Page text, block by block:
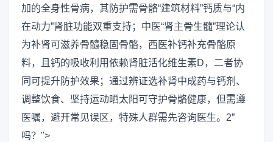
加的全身性骨病，其防护需骨骼“建筑材料”钙质与“内
在动力”肾脏功能双重支持；中医“肾主骨生髓”理论认
为补肾可滋养骨髓稳固骨骼，西医补钙补充骨骼原
料，且钙的吸收利用依赖肾脏活化维生素D，二者协
同可提升防护效果；通过辨证选补肾中成药与钙剂、
调整饮食、坚持运动晒太阳可守护骨骼健康，但需遵
医嘱，避开常见误区，特殊人群需先咨询医生。2”
吗？">